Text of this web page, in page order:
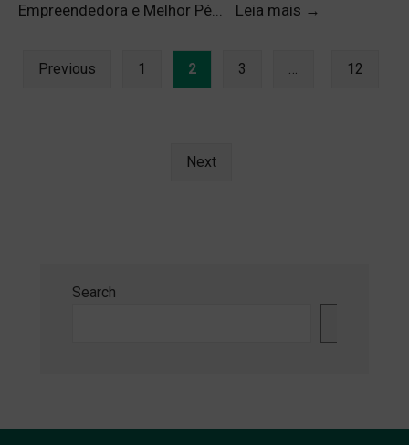
Empreendedora e Melhor Pé... Leia mais →
Previous 1 2 3 … 12
Next
Search